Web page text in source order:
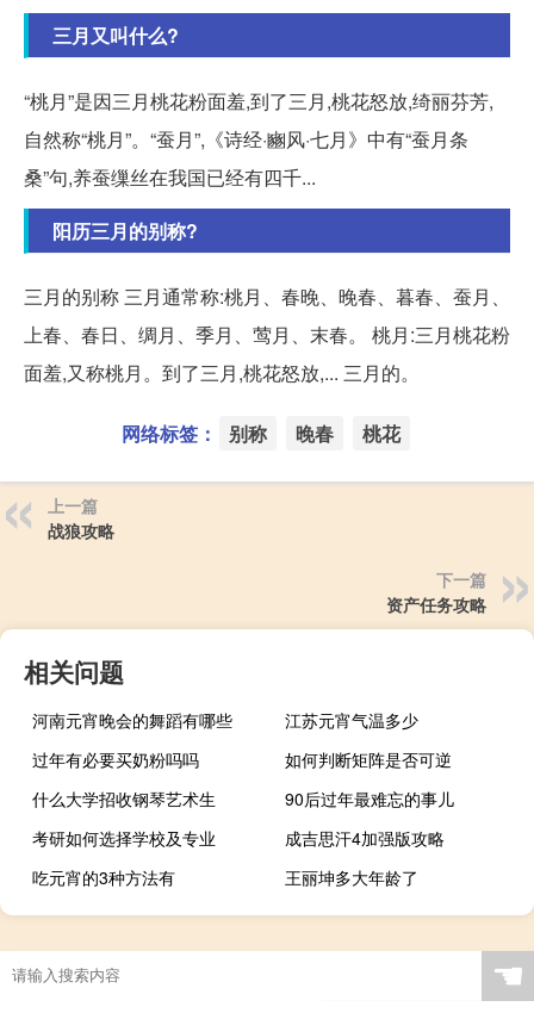
三月又叫什么?
“桃月”是因三月桃花粉面羞,到了三月,桃花怒放,绮丽芬芳,
自然称“桃月”。“蚕月”,《诗经·豳风·七月》中有“蚕月条
桑”句,养蚕缫丝在我国已经有四千...
阳历三月的别称?
三月的别称 三月通常称:桃月、春晚、晚春、暮春、蚕月、
上春、春日、绸月、季月、莺月、末春。 桃月:三月桃花粉
面羞,又称桃月。到了三月,桃花怒放,... 三月的。
网络标签： 别称 晚春 桃花
上一篇
战狼攻略
下一篇
资产任务攻略
相关问题
河南元宵晚会的舞蹈有哪些
江苏元宵气温多少
过年有必要买奶粉吗吗
如何判断矩阵是否可逆
什么大学招收钢琴艺术生
90后过年最难忘的事儿
考研如何选择学校及专业
成吉思汗4加强版攻略
吃元宵的3种方法有
王丽坤多大年龄了
☚